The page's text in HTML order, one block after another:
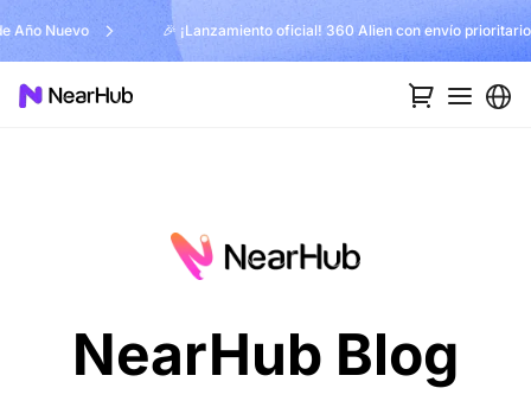
🎉 ¡Lanzamiento oficial! 360 Alien con envío prioritario disponible
…
NearHub Blog